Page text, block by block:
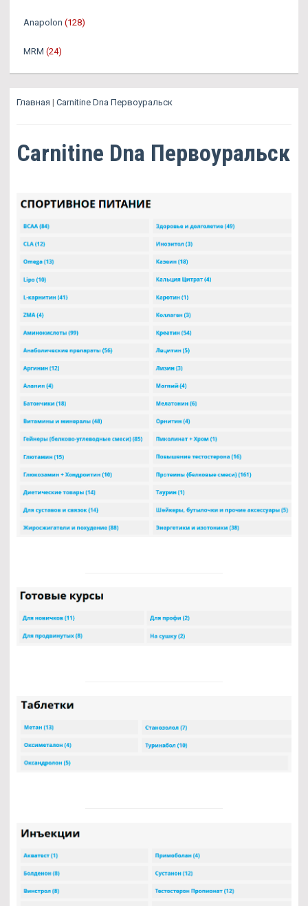
Anapolon (128)
MRM (24)
Главная | Carnitine Dna Первоуральск
Carnitine Dna Первоуральск